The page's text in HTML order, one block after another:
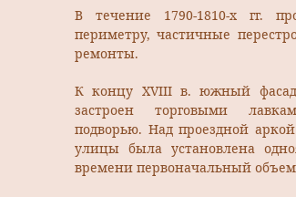
В течение 1790-1810-х гг.
периметру, частичные
ремонты.
К концу XVIII в. южный
застроен торговыми
подворью. Над проездной
улицы была установлена
времени первоначальный